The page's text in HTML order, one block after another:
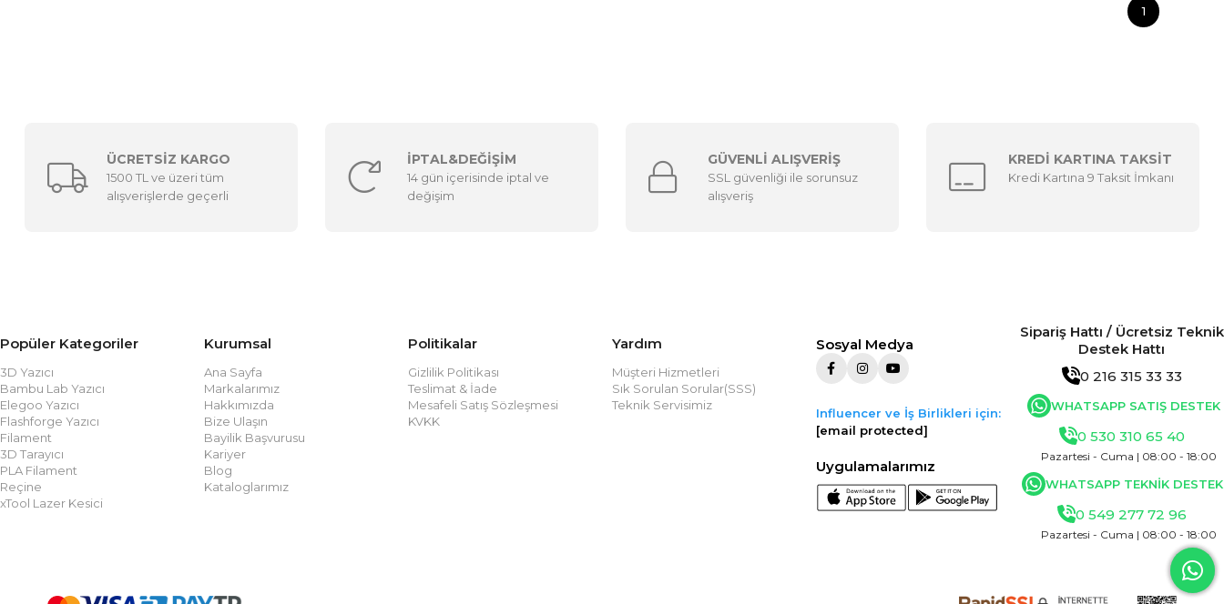
1
ÜCRETSİZ KARGO
1500 TL ve üzeri tüm
alışverişlerde geçerli
İPTAL&DEĞİŞİM
14 gün içerisinde iptal ve
değişim
GÜVENLİ ALIŞVERİŞ
SSL güvenliği ile sorunsuz
alışveriş
KREDİ KARTINA TAKSİT
Kredi Kartına 9 Taksit İmkanı
Popüler Kategoriler
3D Yazıcı
Bambu Lab Yazıcı
Elegoo Yazıcı
Flashforge Yazıcı
Filament
3D Tarayıcı
PLA Filament
Reçine
xTool Lazer Kesici
Kurumsal
Ana Sayfa
Markalarımız
Hakkımızda
Bize Ulaşın
Bayilik Başvurusu
Kariyer
Blog
Kataloglarımız
Politikalar
Gizlilik Politikası
Teslimat & İade
Mesafeli Satış Sözleşmesi
KVKK
Yardım
Müşteri Hizmetleri
Sık Sorulan Sorular(SSS)
Teknik Servisimiz
Sosyal Medya
Influencer ve İş Birlikleri için:
[email protected]
Uygulamalarımız
Sipariş Hattı / Ücretsiz Teknik
Destek Hattı
0 216 315 33 33
WHATSAPP SATIŞ DESTEK
0 530 310 65 40
Pazartesi - Cuma | 08:00 - 18:00
WHATSAPP TEKNİK DESTEK
0 549 277 72 96
Pazartesi - Cuma | 08:00 - 18:00